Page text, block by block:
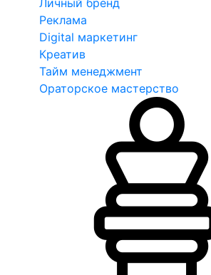
Личный бренд
Реклама
Digital маркетинг
Креатив
Тайм менеджмент
Ораторское мастерство